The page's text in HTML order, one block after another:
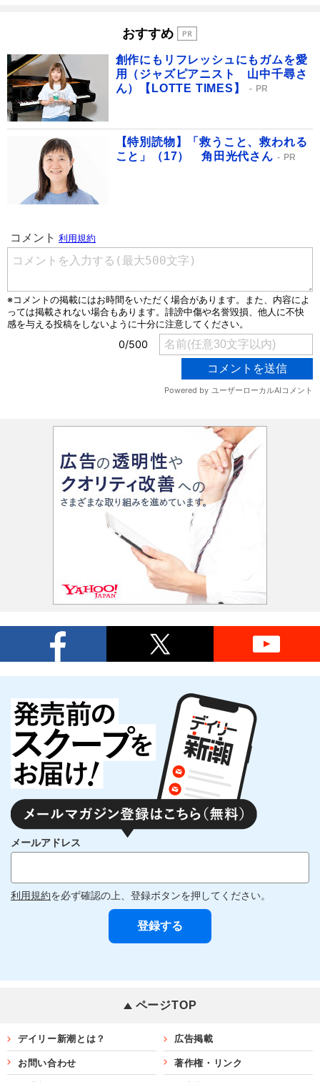
おすすめ
創作にもリフレッシュにもガムを愛
用（ジャズピアニスト 山中千尋さ
ん）【LOTTE TIMES】
PR
【特別読物】「救うこと、救われる
こと」（17） 角田光代さん
PR
メールアドレス
利用規約を必ず確認の上、登録ボタンを押してください。
ページTOP
デイリー新潮とは？ 広告掲載
お問い合わせ 著作権・リンク